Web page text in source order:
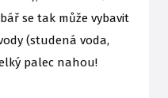
se tak může vybavit
(studená voda,
palec nahou!